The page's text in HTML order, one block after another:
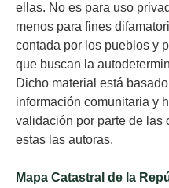
ellas. No es para uso
menos para fines
contada por los pueblos y
que buscan la
Dicho material está
información comunitaria y
validación por parte de las
estas las autoras.
Mapa Catastral de la